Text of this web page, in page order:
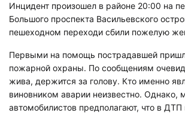
Инцидент произошел в районе 20:00 на
Большого проспекта Васильевского
пешеходном переходи сбили пожелую
Первыми на помощь пострадавшей
пожарной охраны. По сообщениям
жива, держится за голову. Кто именно
виновником аварии неизвестно. Однако,
автомобилистов предполагают, что в ДТП